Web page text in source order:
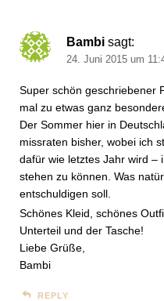
Bambi sagt:
24. Juni 2015 um
Super schön geschriebener
mal zu etwas ganz
Der Sommer hier in
missraten bisher, wobei ich
dafür wie letztes Jahr wird –
stehen zu können. Was
entschuldigen soll.
Schönes Kleid, schönes
Unterteil und der Tasche!
Liebe Grüße,
Bambi
REPLY